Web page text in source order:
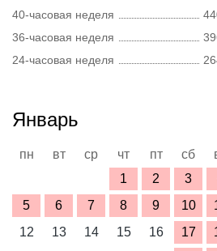
40-часовая неделя
36-часовая неделя
24-часовая неделя
Январь
пн вт ср чт пт сб
1
2 3
5
6 7 8 9 10
12
13 14 15 16 17